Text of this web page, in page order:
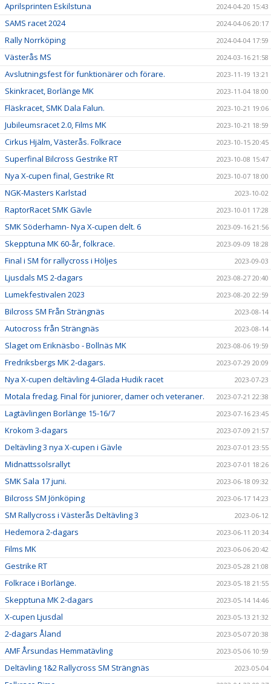
Aprilsprinten Eskilstuna 2024-04-20 15:43
SAMS racet 2024 2024-04-06 20:17
Rally Norrköping 2024-04-04 17:59
Västerås MS 2024-03-16 21:58
Avslutningsfest för funktionärer och förare. 2023-11-19 13:21
Skinkracet, Borlänge MK 2023-11-04 18:00
Fläskracet, SMK Dala Falun. 2023-10-21 19:06
Jubileumsracet 2.0, Films MK 2023-10-21 18:59
Cirkus Hjälm, Västerås. Folkrace 2023-10-15 20:45
Superfinal Bilcross Gestrike RT 2023-10-08 15:47
Nya X-cupen final, Gestrike Rt 2023-10-07 18:00
NGK-Masters Karlstad 2023-10-02
RaptorRacet SMK Gävle 2023-10-01 17:28
SMK Söderhamn- Nya X-cupen delt. 6 2023-09-16 21:56
Skepptuna MK 60-år, folkrace. 2023-09-09 18:28
Final i SM för rallycross i Höljes 2023-09-03
Ljusdals MS 2-dagars 2023-08-27 20:40
Lumekfestivalen 2023 2023-08-20 22:59
Bilcross SM Från Strängnäs 2023-08-14
Autocross från Strängnäs 2023-08-14
Slaget om Eriknäsbo - Bollnäs MK 2023-08-06 19:59
Fredriksbergs MK 2-dagars. 2023-07-29 20:09
Nya X-cupen deltävling 4-Glada Hudik racet 2023-07-23
Motala fredag. Final för juniorer, damer och veteraner. 2023-07-21 22:38
Lagtävlingen Borlänge 15-16/7 2023-07-16 23:45
Krokom 3-dagars 2023-07-09 21:57
Deltävling 3 nya X-cupen i Gävle 2023-07-01 23:55
Midnattssolsrallyt 2023-07-01 18:26
SMK Sala 17 juni. 2023-06-18 09:32
Bilcross SM Jönköping 2023-06-17 14:23
SM Rallycross i Västerås Deltävling 3 2023-06-12
Hedemora 2-dagars 2023-06-11 20:34
Films MK 2023-06-06 20:42
Gestrike RT 2023-05-28 21:08
Folkrace i Borlänge. 2023-05-18 21:55
Skepptuna MK 2-dagars 2023-05-14 14:46
X-cupen Ljusdal 2023-05-13 21:32
2-dagars Åland 2023-05-07 20:38
AMF Årsundas Hemmatävling 2023-05-06 10:59
Deltävling 1&2 Rallycross SM Strängnäs 2023-05-04